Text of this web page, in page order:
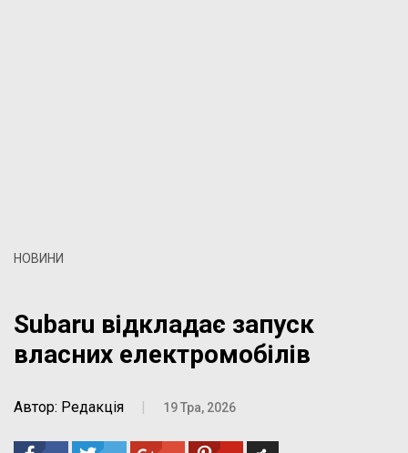
НОВИНИ
Subaru відкладає запуск
власних електромобілів
Автор: Редакція | 19 Тра, 2026